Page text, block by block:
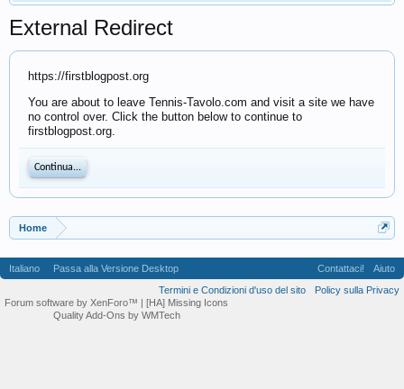
External Redirect
https://firstblogpost.org
You are about to leave Tennis-Tavolo.com and visit a site we have
no control over. Click the button below to continue to
firstblogpost.org.
Continua...
Home
Italiano Passa alla Versione Desktop Contattaci!
Aiuto
Termini e Condizioni d'uso del sito
Policy sulla Privacy
Forum software by XenForo™ | [HA] Missing Icons
Quality Add-Ons by WMTech